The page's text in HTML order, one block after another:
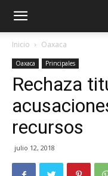
Inicio Oaxaca
Oaxaca Principales
Rechaza
recursos
julio 12, 2018